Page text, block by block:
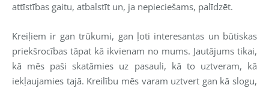
attīstības gaitu, atbalstīt un, ja nepieciešams, palīdzēt.
Kreiļiem ir gan trūkumi, gan ļoti interesantas un būtiskas
priekšrocības tāpat kā ikvienam no mums. Jautājums tikai,
kā mēs paši skatāmies uz pasauli, kā to uztveram, kā
iekļaujamies tajā. Kreilību mēs varam uztvert gan kā slogu,